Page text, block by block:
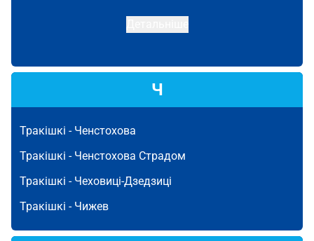
Ч
Тракішкі - Ченстохова
Тракішкі - Ченстохова Страдом
Тракішкі - Чеховиці-Дзедзиці
Тракішкі - Чижев